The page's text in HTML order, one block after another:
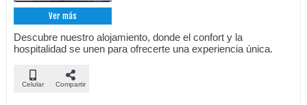
Ver más
Descubre nuestro alojamiento, donde el confort y la
hospitalidad se unen para ofrecerte una experiencia única.
Celular Compartir